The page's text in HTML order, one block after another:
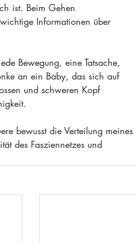
ist. Beim Gehen
Informationen über
Bewegung, eine Tatsache,
an ein Baby, das sich auf
und schweren Kopf
bewusst die Verteilung meines
des Fasziennetzes und